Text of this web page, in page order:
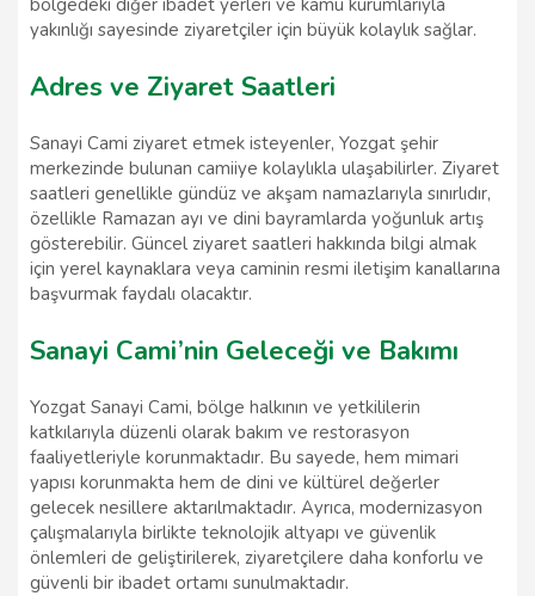
bölgedeki diğer ibadet yerleri ve kamu kurumlarıyla
yakınlığı sayesinde ziyaretçiler için büyük kolaylık sağlar.
Adres ve Ziyaret Saatleri
Sanayi Cami ziyaret etmek isteyenler, Yozgat şehir
merkezinde bulunan camiiye kolaylıkla ulaşabilirler. Ziyaret
saatleri genellikle gündüz ve akşam namazlarıyla sınırlıdır,
özellikle Ramazan ayı ve dini bayramlarda yoğunluk artış
gösterebilir. Güncel ziyaret saatleri hakkında bilgi almak
için yerel kaynaklara veya caminin resmi iletişim kanallarına
başvurmak faydalı olacaktır.
Sanayi Cami’nin Geleceği ve Bakımı
Yozgat Sanayi Cami, bölge halkının ve yetkililerin
katkılarıyla düzenli olarak bakım ve restorasyon
faaliyetleriyle korunmaktadır. Bu sayede, hem mimari
yapısı korunmakta hem de dini ve kültürel değerler
gelecek nesillere aktarılmaktadır. Ayrıca, modernizasyon
çalışmalarıyla birlikte teknolojik altyapı ve güvenlik
önlemleri de geliştirilerek, ziyaretçilere daha konforlu ve
güvenli bir ibadet ortamı sunulmaktadır.